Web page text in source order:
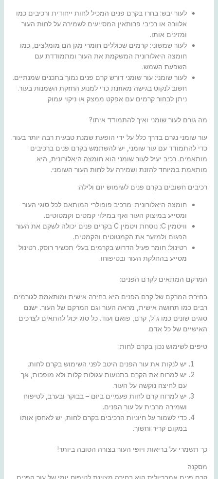
לעור יבש: בחרו בקרם פנים המכיל לחות ייחודית ורכיבים כמו
אלוורה או רכיבי פרותאין המסייעים לשמירה על לחות העור
ומזינים אותו.
לעור שמשוני: קרמים שכוללים חומרי מגן הם מומלצים, כמו
חומצה היאלורונית המשקמת את העור ומתמודדת עם
השפעת השמש.
לעור שומני: עור שומני דורש קרם פנים נמוך בתכנים שמנתיים.
חשוב לנקוט בגישה מאוזנת כדי למנוע החזקת השמנות בעור.
ניתן לבחור קרמים עם אפקט ממצק או ניקוי עמוק.
מה גורם לעור שומני ואיך להתמודד איתו?
עור שומני נגרם בדרך כלל על ידי הופעת שמנת טבעית רבה יותר בעור.
כדי להתמודד עם עור שומני, יש להשתמש בקרם פנים ברכיבים
מותאמים. רכיב יעיל לעור שומני הוא חומצה היאלורונית, היא
מותאמת במיוחד להזנת ושמירה על לחות העור השומני.
רכיבים חשובים בקרם פנים לשימוש יום ולילה:
חומצה היאלורונית: מרכיב פופולרי המותאם לכל סוגי העור
ומסייע במיצוק העור ואף במילוי קמטים וקמטוטים.
וויטמין C: נוסחת ויטמין C בקרים פנים יכולה לשקם את העור
הפגום ולמזער את הקמטוטים והקמטים.
רטינול: חומר פעיל הדרוש בקרמים בעלי תכשיר רוסק. רטינול
מסייע בהחלקת העור ובטיפוחו.
המרקם המתאים לקרם הפנים:
בחירת המרקם של קרם הפנים היא בחירה אישית ומותאמת לגורמים
רבים כמו תחושה אישית, מראה העור וגם המרקם של העור. ישנם
סוגים שונים כמו ג'ל, קרם, פואם ועוד. כל סוג יכול להתאים לצרכים
האישיים של כל אדם.
טיפים לשימוש נכון בקרם לחות:
יש לנקות את עור הפנים היטב לפני השימוש בקרם לחות.
יש למרוח את הקרם בתנועות עגולות קלות ולא מופכות, אך
עם לחיצה נוקשה על העור.
יש למרוח קרם לחות פעמיים ביום – בבוקר ובערב, לטיפוח
ושמירה מרבית על עור הפנים.
כדי לשמור על חיוניות הרכיבים בקרם לחות, יש לאחסן אותו
במקום קריר וחשוך.
כך תשמרי על בריאות ויופי העור בצורה הטובה ביותר!
מסקנה
קרם פנים אמבריוליס הוא בחירה מצוינת לטיפוח יומי של עור הפנים